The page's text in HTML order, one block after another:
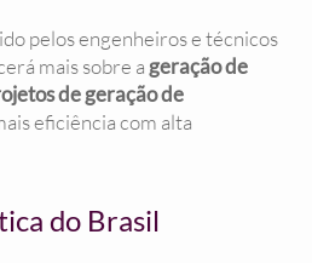
pelos engenheiros e técnicos
mais sobre a geração de
de geração de
eficiência com alta
do Brasil